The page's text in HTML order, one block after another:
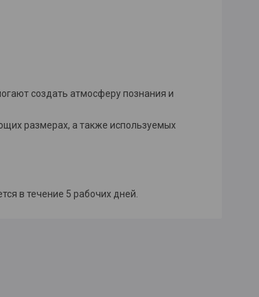
создать атмосферу познания и
размерах, а также используемых
в течение 5 рабочих дней.